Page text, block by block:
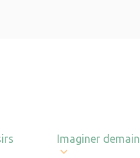
Imaginer demain